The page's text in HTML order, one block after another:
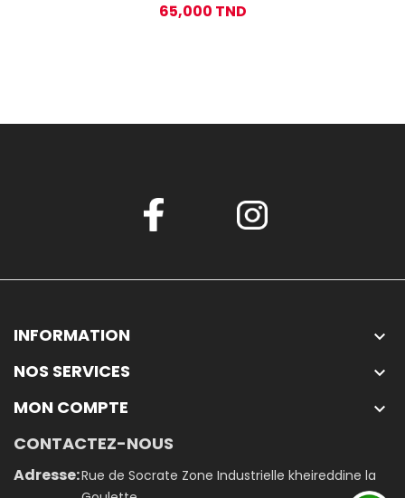
65,000 TND
INFORMATION 
NOS SERVICES 
MON COMPTE 
CONTACTEZ-NOUS
Adresse:Rue de Socrate Zone Industrielle kheireddine la